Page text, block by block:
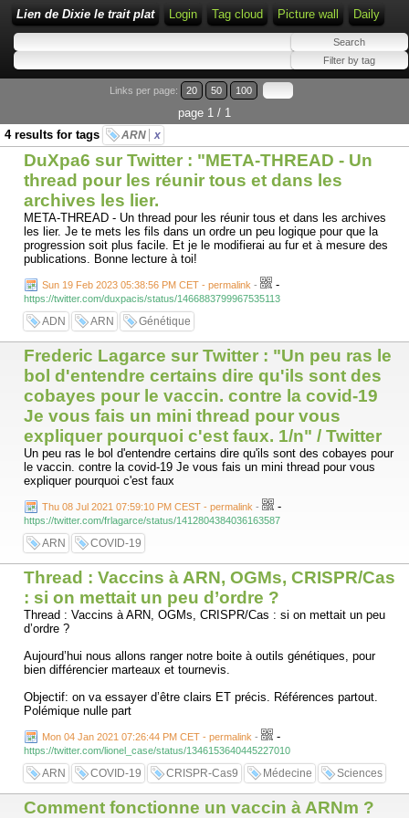
Lien de Dixie le trait plat Login Tag cloud Picture wall Daily
Links per page: 20 50 100
page 1 / 1
4 results for tags
ARN x
DuXpa6 sur Twitter : "META-THREAD - Un
thread pour les réunir tous et dans les
archives les lier.
META-THREAD - Un thread pour les réunir tous et dans les archives
les lier. Je te mets les fils dans un ordre un peu logique pour que la
progression soit plus facile. Et je le modifierai au fur et à mesure des
publications. Bonne lecture à toi!
Sun 19 Feb 2023 05:38:56 PM CET - permalink - -
https://twitter.com/duxpacis/status/1466883799967535113
ADN ARN Génétique
Frederic Lagarce sur Twitter : "Un peu ras le
bol d'entendre certains dire qu'ils sont des
cobayes pour le vaccin. contre la covid-19
Je vous fais un mini thread pour vous
expliquer pourquoi c'est faux. 1/n" / Twitter
Un peu ras le bol d'entendre certains dire qu'ils sont des cobayes pour
le vaccin. contre la covid-19 Je vous fais un mini thread pour vous
expliquer pourquoi c'est faux
Thu 08 Jul 2021 07:59:10 PM CEST - permalink - -
https://twitter.com/frlagarce/status/1412804384036163587
ARN COVID-19
Thread : Vaccins à ARN, OGMs, CRISPR/Cas
: si on mettait un peu d’ordre ?
Thread : Vaccins à ARN, OGMs, CRISPR/Cas : si on mettait un peu
d’ordre ?
Aujourd’hui nous allons ranger notre boite à outils génétiques, pour
bien différencier marteaux et tournevis.
Objectif: on va essayer d’être clairs ET précis. Références partout.
Polémique nulle part
Mon 04 Jan 2021 07:26:44 PM CET - permalink - -
https://twitter.com/lionel_case/status/1346153640445227010
ARN COVID-19 CRISPR-Cas9 Médecine Sciences
Comment fonctionne un vaccin à ARNm ?